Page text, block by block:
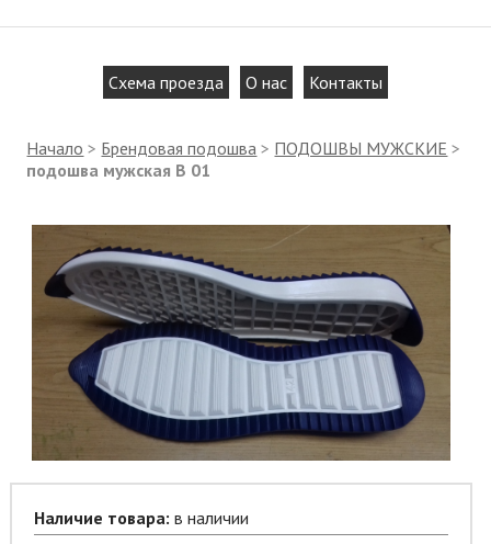
Схема проезда О нас Контакты
Начало > Брендовая подошва > ПОДОШВЫ МУЖСКИЕ >
подошва мужская B 01
Наличие товара: в наличии